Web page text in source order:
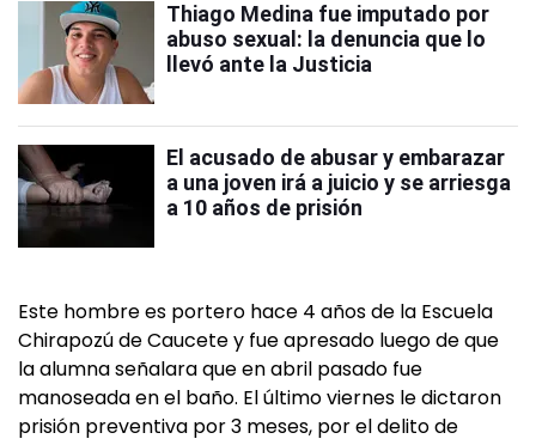
Thiago Medina fue imputado por
abuso sexual: la denuncia que lo
llevó ante la Justicia
El acusado de abusar y embarazar
a una joven irá a juicio y se arriesga
a 10 años de prisión
Este hombre es portero hace 4 años de la Escuela
Chirapozú de Caucete y fue apresado luego de que
la alumna señalara que en abril pasado fue
manoseada en el baño. El último viernes le dictaron
prisión preventiva por 3 meses, por el delito de